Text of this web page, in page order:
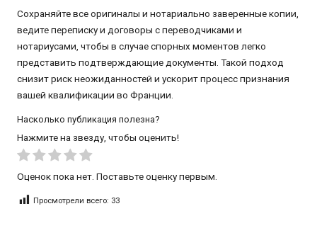
Сохраняйте все оригиналы и нотариально заверенные копии,
ведите переписку и договоры с переводчиками и
нотариусами, чтобы в случае спорных моментов легко
представить подтверждающие документы. Такой подход
снизит риск неожиданностей и ускорит процесс признания
вашей квалификации во Франции.
Насколько публикация полезна?
Нажмите на звезду, чтобы оценить!
Оценок пока нет. Поставьте оценку первым.
Просмотрели всего: 33